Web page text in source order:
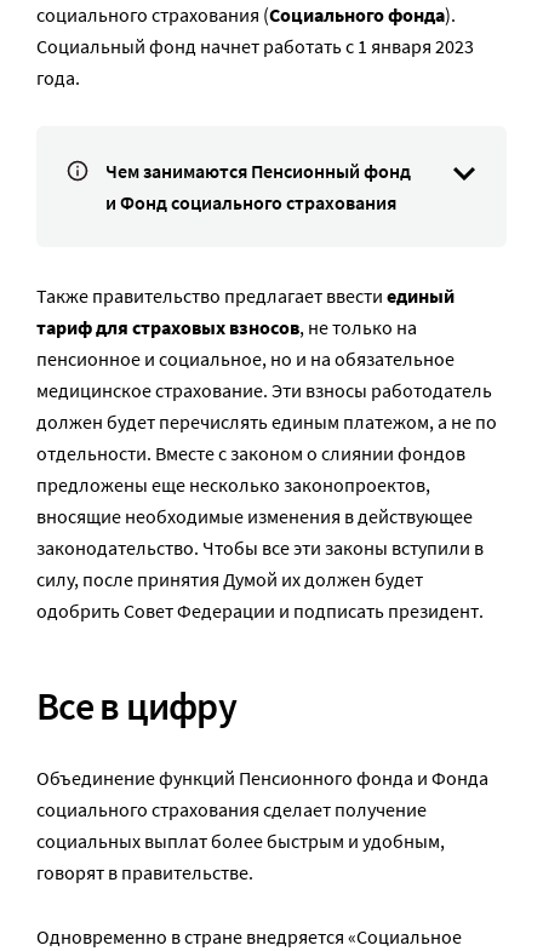
социального страхования (Социального фонда).
Социальный фонд начнет работать с 1 января 2023
года.
Чем занимаются Пенсионный фонд
и Фонд социального страхования
Также правительство предлагает ввести единый
тариф для страховых взносов, не только на
пенсионное и социальное, но и на обязательное
медицинское страхование. Эти взносы работодатель
должен будет перечислять единым платежом, а не по
отдельности. Вместе с законом о слиянии фондов
предложены еще несколько законопроектов,
вносящие необходимые изменения в действующее
законодательство. Чтобы все эти законы вступили в
силу, после принятия Думой их должен будет
одобрить Совет Федерации и подписать президент.
Все в цифру
Объединение функций Пенсионного фонда и Фонда
социального страхования сделает получение
социальных выплат более быстрым и удобным,
говорят в правительстве.
Одновременно в стране внедряется «Социальное